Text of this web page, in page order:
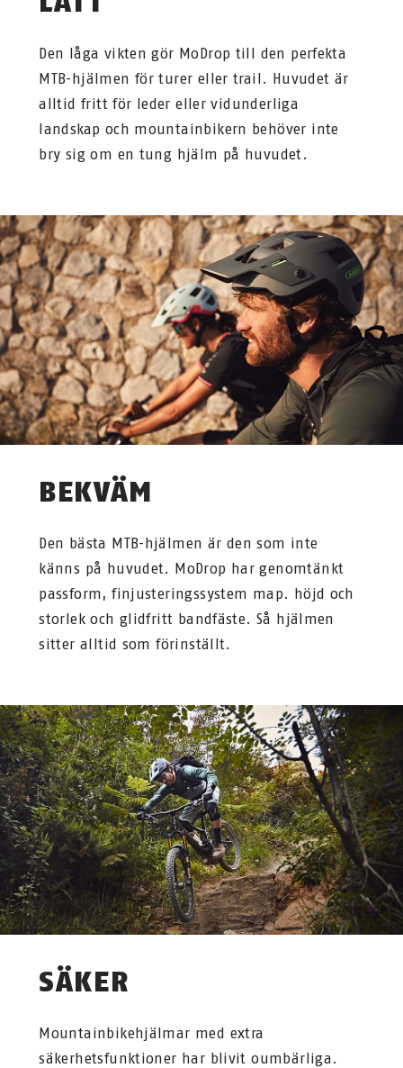
Den låga vikten gör MoDrop till den perfekta
MTB-hjälmen för turer eller trail. Huvudet är
alltid fritt för leder eller vidunderliga
landskap och mountainbikern behöver inte
bry sig om en tung hjälm på huvudet.
BEKVÄM
Den bästa MTB-hjälmen är den som inte
känns på huvudet. MoDrop har genomtänkt
passform, finjusteringssystem map. höjd och
storlek och glidfritt bandfäste. Så hjälmen
sitter alltid som förinställt.
SÄKER
Mountainbikehjälmar med extra
säkerhetsfunktioner har blivit oumbärliga.